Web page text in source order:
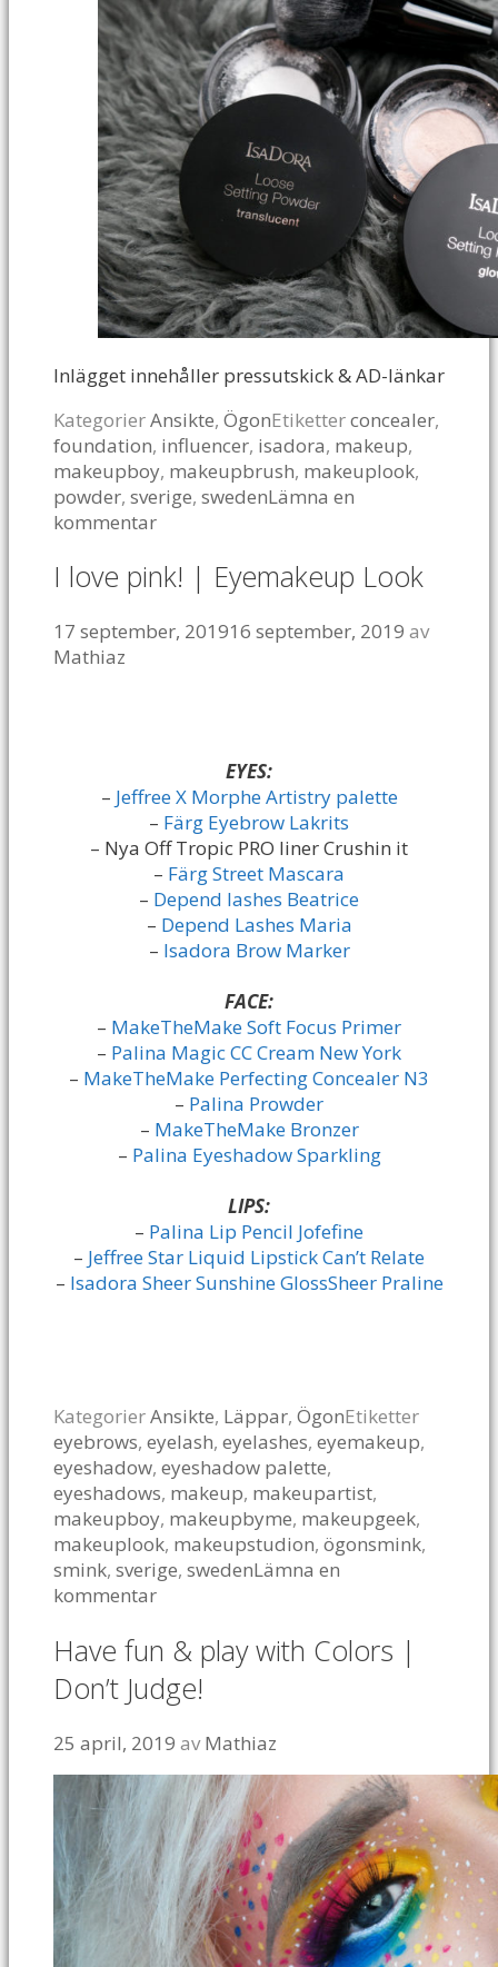
Inlägget innehåller pressutskick & AD-länkar
KategorierAnsikte, ÖgonEtiketterconcealer,
foundation, influencer, isadora, makeup,
makeupboy, makeupbrush, makeuplook,
powder, sverige, swedenLämna en
kommentar
I love pink! | Eyemakeup Look
17 september, 201916 september, 2019 av
Mathiaz
EYES:
– Jeffree X Morphe Artistry palette
– Färg Eyebrow Lakrits
– Nya Off Tropic PRO liner Crushin it
– Färg Street Mascara
– Depend lashes Beatrice
– Depend Lashes Maria
– Isadora Brow Marker
FACE:
– MakeTheMake Soft Focus Primer
– Palina Magic CC Cream New York
– MakeTheMake Perfecting Concealer N3
– Palina Prowder
– MakeTheMake Bronzer
– Palina Eyeshadow Sparkling
LIPS:
– Palina Lip Pencil Jofefine
– Jeffree Star Liquid Lipstick Can’t Relate
– Isadora Sheer Sunshine GlossSheer Praline
KategorierAnsikte, Läppar, ÖgonEtiketter
eyebrows, eyelash, eyelashes, eyemakeup,
eyeshadow, eyeshadow palette,
eyeshadows, makeup, makeupartist,
makeupboy, makeupbyme, makeupgeek,
makeuplook, makeupstudion, ögonsmink,
smink, sverige, swedenLämna en
kommentar
Have fun & play with Colors |
Don’t Judge!
25 april, 2019 avMathiaz